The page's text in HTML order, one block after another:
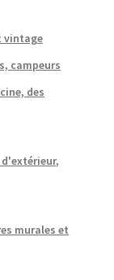
vintage
campeurs
des
murales et